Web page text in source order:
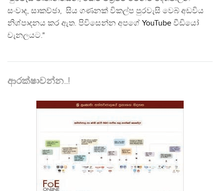
සංවාද, සාකච්ඡා, සිය ගණනක් විකල්ප පුරවැසි වෙබ් අඩවිය
නිශ්පාදනය කර ඇත. පිවිසෙන්න අපගේ YouTube වීඩියෝ
චැනලයට."
ආරක්ෂාවන්න..!